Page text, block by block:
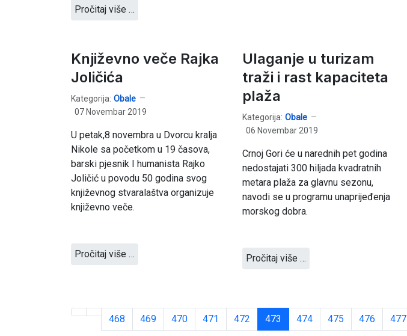
Pročitaj više …
Književno veče Rajka
Joličića
Kategorija: Obale
07 Novembar 2019
U petak,8 novembra u Dvorcu kralja
Nikole sa početkom u 19 časova,
barski pjesnik I humanista Rajko
Joličić u povodu 50 godina svog
književnog stvaralaštva organizuje
književno veče.
Pročitaj više …
Ulaganje u turizam
traži i rast kapaciteta
plaža
Kategorija: Obale
06 Novembar 2019
Crnoj Gori će u narednih pet godina
nedostajati 300 hiljada kvadratnih
metara plaža za glavnu sezonu,
navodi se u programu unaprijeđenja
morskog dobra.
Pročitaj više …
468 469 470 471 472 473 474 475 476 477